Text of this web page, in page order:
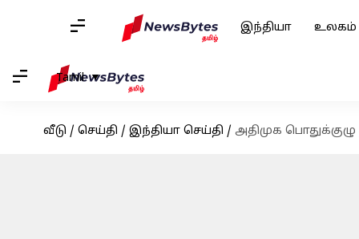
இந்தியா உலகம்
Tamil
வீடு / செய்தி / இந்தியா செய்தி / அதிமுக